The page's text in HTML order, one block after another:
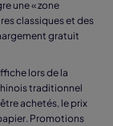
une « zone
classiques et des
gratuit
lors de la
traditionnel
achetés, le prix
Promotions